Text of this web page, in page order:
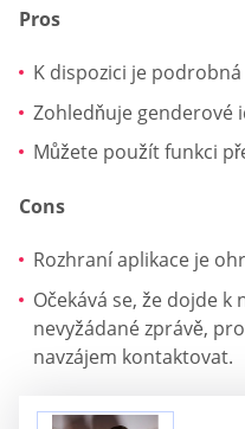
Pros
K dispozici je
Zohledňuje genderové
Můžete použít funkci
Cons
Rozhraní aplikace je
Očekává se, že dojde k
nevyžádané zprávě,
navzájem kontaktovat.